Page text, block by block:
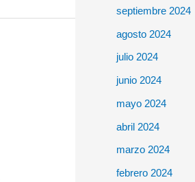
septiembre 2024
agosto 2024
julio 2024
junio 2024
mayo 2024
abril 2024
marzo 2024
febrero 2024